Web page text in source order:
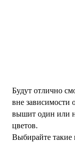
Будут отлично
вне зависимости
вышит один или
цветов.
Выбирайте такие